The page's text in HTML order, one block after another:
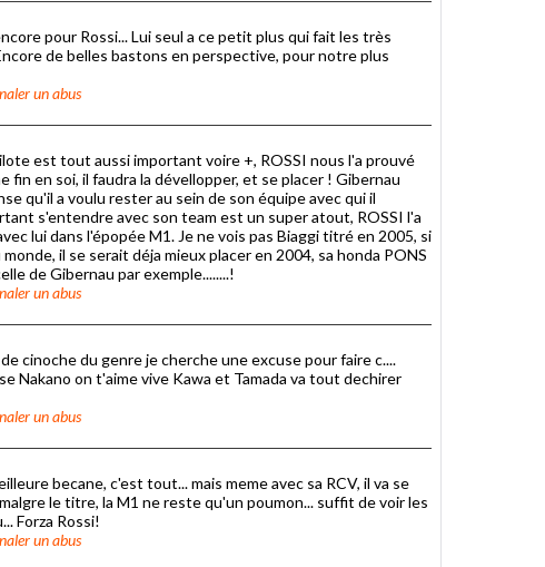
pour Rossi... Lui seul a ce petit plus qui fait les très
de belles bastons en perspective, pour notre plus
un abus
est tout aussi important voire +, ROSSI nous l'a prouvé
fin en soi, il faudra la dévellopper, et se placer ! Gibernau
qu'il a voulu rester au sein de son équipe avec qui il
s'entendre avec son team est un super atout, ROSSI l'a
lui dans l'épopée M1. Je ne vois pas Biaggi titré en 2005, si
il se serait déja mieux placer en 2004, sa honda PONS
de Gibernau par exemple........!
un abus
cinoche du genre je cherche une excuse pour faire c....
Nakano on t'aime vive Kawa et Tamada va tout dechirer
un abus
becane, c'est tout... mais meme avec sa RCV, il va se
le titre, la M1 ne reste qu'un poumon... suffit de voir les
Forza Rossi!
un abus